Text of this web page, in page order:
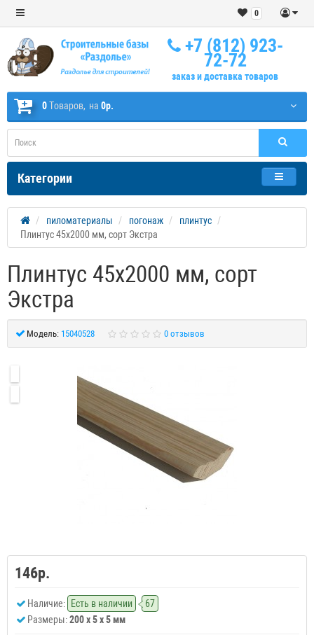
0
+7 (812) 923-
72-72
заказ и доставка товаров
0Tоваров, на 0р.
Категории
пиломатериалы погонаж
плинтус
Плинтус 45х2000 мм, сорт Экстра
Плинтус 45х2000 мм, сорт
Экстра
Модель: 15040528 0 отзывов
146р.
Наличие: Есть в наличии
67
Размеры:200 x 5 x 5 мм